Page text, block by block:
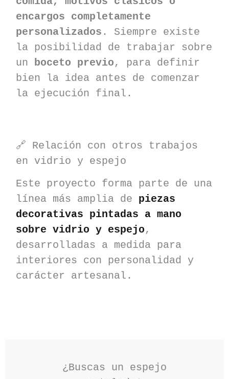
encargos completamente
personalizados . Siempre existe
la posibilidad de trabajar sobre
un boceto previo, para definir
bien la idea antes de comenzar
la ejecución final.
🔗 Relación con otros trabajos
en vidrio y espejo
Este proyecto forma parte de una
línea más amplia de piezas
decorativas pintadas a mano
sobre vidrio y espejo,
desarrolladas a medida para
interiores con personalidad y
carácter artesanal.
¿Buscas un espejo